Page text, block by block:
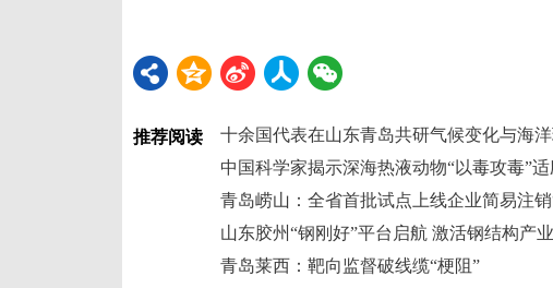
推荐阅读
十余国代表在山东青岛共研气候变化与海
山东胶州“钢刚好”平台启航 激活钢结构产
青岛莱西：靶向监督破线缆“梗阻”